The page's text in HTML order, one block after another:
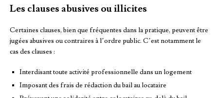
Les clauses abusives ou illicites
Certaines clauses, bien que fréquentes dans la pratique, peuvent être
jugées abusives ou contraires à l’ordre public. C’est notamment le
cas des clauses :
Interdisant toute activité professionnelle dans un logement
Imposant des frais de rédaction du bail au locataire